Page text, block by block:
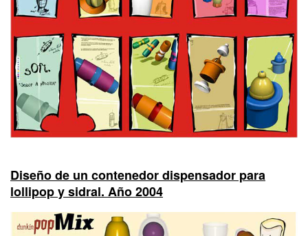
Diseño de un contenedor dispensador para
lollipop y sidral. Año 2004